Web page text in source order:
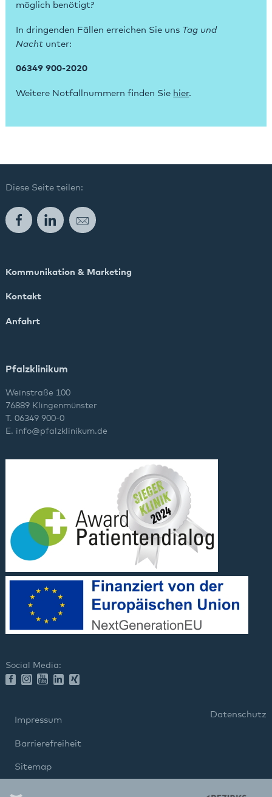
möglich benötigt?
In dringenden Fällen erreichen Sie uns Tag und
Nacht unter:
06349 900-2020
Weitere Notfallnummern finden Sie hier.
Diese Seite teilen:
FacebookLinkedInE-Mail
Kommunikation & Marketing
Kontakt
Anfahrt
Pfalzklinikum
Weinstraße 100
76889 Klingenmünster
T. 06349 900-0
E. info@pfalzklinikum.de
Social Media:
Impressum
Datenschutz
Barrierefreiheit
Sitemap